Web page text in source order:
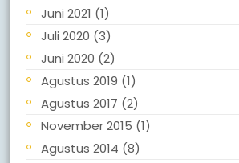
Juni 2021 (1)
Juli 2020 (3)
Juni 2020 (2)
Agustus 2019 (1)
Agustus 2017 (2)
November 2015 (1)
Agustus 2014 (8)